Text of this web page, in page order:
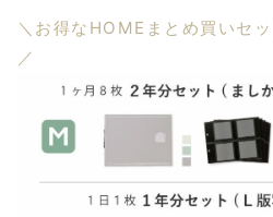
＼お得なHOMEまとめ買いセ
／